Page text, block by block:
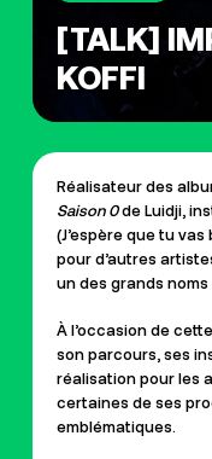
[TALK]
KOFFI
Réalisateur des
Saison 0de Luidji,
(J’espère que tu
pour d’autres
un des grands
À l’occasion de
son parcours, ses
réalisation pour les
certaines de ses
emblématiques.